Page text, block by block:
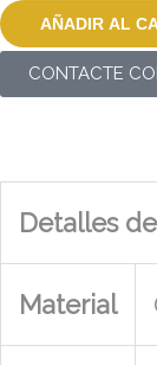
AÑADIR AL
CONTACTE
Detalles
Material